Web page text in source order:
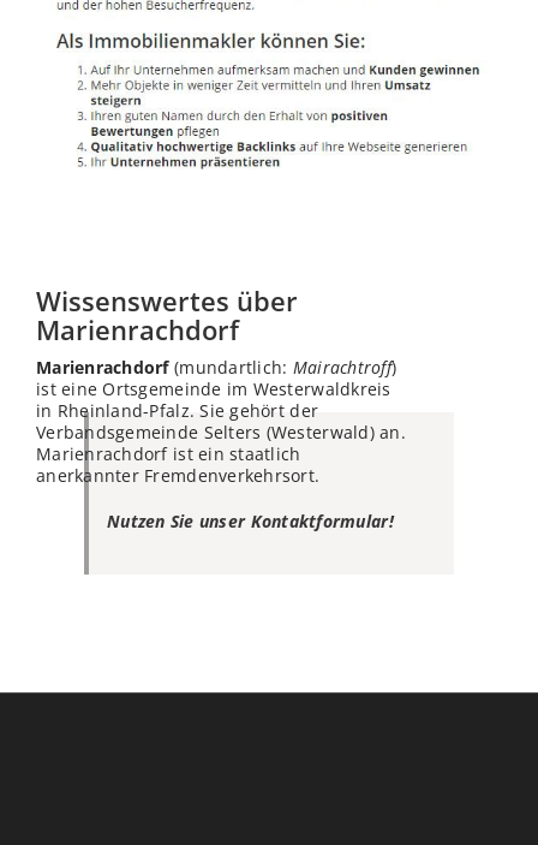
Wissenswertes über
Marienrachdorf
Marienrachdorf(mundartlich: Mairachtroff)
ist eine Ortsgemeinde im Westerwaldkreis
in Rheinland-Pfalz. Sie gehört der
Verbandsgemeinde Selters (Westerwald) an.
Marienrachdorf ist ein staatlich
anerkannter Fremdenverkehrsort.
Nutzen Sie unser Kontaktformular!